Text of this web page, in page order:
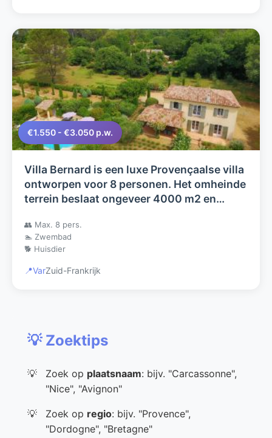
€1.550 - €3.050 p.w.
Villa Bernard is een luxe Provençaalse villa
ontworpen voor 8 personen. Het omheinde
terrein beslaat ongeveer 4000 m2 en
👥 Max. 8 pers.
🏊 Zwembad
🐕 Huisdier
📍VarZuid-Frankrijk
💡 Zoektips
Zoek op plaatsnaam: bijv. "Carcassonne",
"Nice", "Avignon"
Zoek op regio: bijv. "Provence",
"Dordogne", "Bretagne"